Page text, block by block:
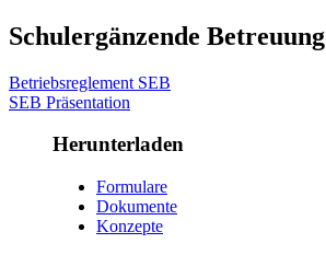
Schulergänzende Betreuung
Betriebsreglement SEB
SEB Präsentation
Herunterladen
Formulare
Dokumente
Konzepte